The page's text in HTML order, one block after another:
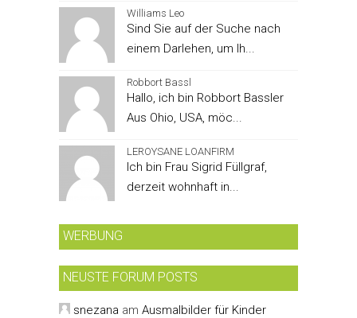
Williams Leo
Sind Sie auf der Suche nach
einem Darlehen, um Ih...
Robbort Bassl
Hallo, ich bin Robbort Bassler
Aus Ohio, USA, möc...
LEROYSANE LOANFIRM
Ich bin Frau Sigrid Füllgraf,
derzeit wohnhaft in...
WERBUNG
NEUSTE FORUM POSTS
snezana am Ausmalbilder für Kinder